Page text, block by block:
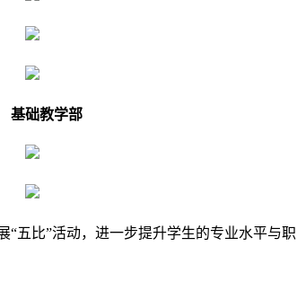
基础教学部
比”活动，进一步提升学生的专业水平与